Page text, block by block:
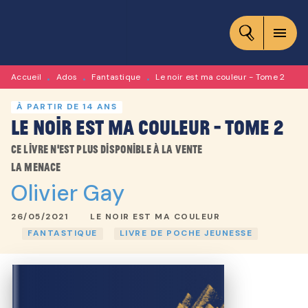
CONTENU
menu
Accueil • Ados • Fantastique • Le noir est ma couleur - Tome 2
À PARTIR DE 14 ANS
Le noir est ma couleur - Tome 2
Ce livre n'est plus disponible à la vente
La menace
Olivier Gay
26/05/2021
LE NOIR EST MA COULEUR
FANTASTIQUE
LIVRE DE POCHE JEUNESSE